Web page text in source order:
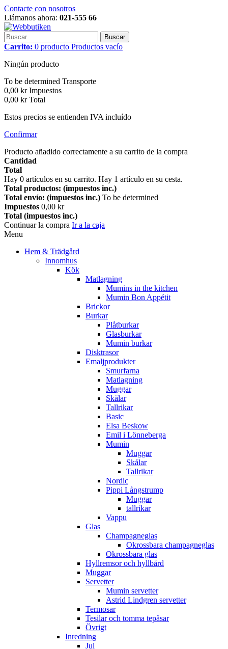
Contacte con nosotros
Llámanos ahora: 021-555 66
Buscar
Carrito: 0 producto Productos vacío
Ningún producto
To be determined Transporte
0,00 kr Impuestos
0,00 kr Total
Estos precios se entienden IVA incluído
Confirmar
Producto añadido correctamente a su carrito de la compra
Cantidad
Total
Hay 0 artículos en su carrito. Hay 1 artículo en su cesta.
Total productos: (impuestos inc.)
Total envío: (impuestos inc.) To be determined
Impuestos 0,00 kr
Total (impuestos inc.)
Continuar la compra Ir a la caja
Menu
Hem & Trädgård
Innomhus
Kök
Matlagning
Mumins in the kitchen
Mumin Bon Appétit
Brickor
Burkar
Plåtburkar
Glasburkar
Mumin burkar
Disktrasor
Emaljprodukter
Smurfarna
Matlagning
Muggar
Skålar
Tallrikar
Basic
Elsa Beskow
Emil i Lönneberga
Mumin
Muggar
Skålar
Tallrikar
Nordic
Pippi Långstrump
Muggar
tallrikar
Vappu
Glas
Champagneglas
Okrossbara champagneglas
Okrossbara glas
Hyllremsor och hyllbård
Muggar
Servetter
Mumin servetter
Astrid Lindgren servetter
Termosar
Tesilar och tomma tepåsar
Övrigt
Inredning
Jul